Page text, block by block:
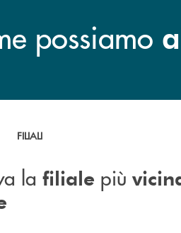
possiamo
la filiale più vicina a te
FILIALI
la filiale più